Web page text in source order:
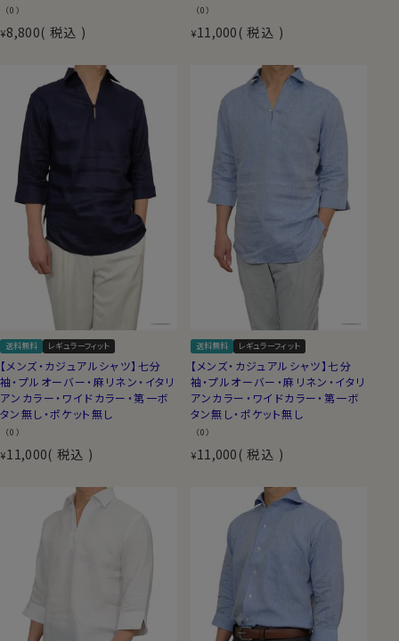
（0）
¥8,800 税込
（0）
¥11,000 税込
送料無料 レギュラーフィット
【メンズ・カジュアルシャツ】七分
袖・プルオーバー・麻リネン・イタリ
アンカラー・ワイドカラー・第一ボ
タン無し・ポケット無し
（0）
¥11,000 税込
送料無料 レギュラーフィット
【メンズ・カジュアルシャツ】七分
袖・プルオーバー・麻リネン・イタリ
アンカラー・ワイドカラー・第一ボ
タン無し・ポケット無し
（0）
¥11,000 税込